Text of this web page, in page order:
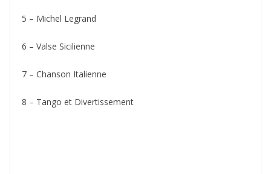
5 – Michel Legrand
6 – Valse Sicilienne
7 – Chanson Italienne
8 – Tango et Divertissement